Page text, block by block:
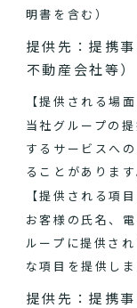
明書を含む）
提供先：提携
不動産会社等）
【提供される場面
当社グループの
するサービスへ
ることがあります
【提供される項目
お客様の氏名、
ループに提供さ
な項目を提供しま
提供先：提携